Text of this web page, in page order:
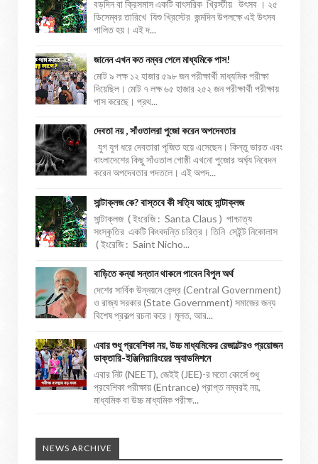
বড়দিন বা ক্রিসমাস একটি বাৎসরিক খ্রিস্টীয় উৎসব । ২৫
ডিসেম্বর তারিখে যিশু খ্রিস্টের জন্মদিন উপলক্ষে এই উৎসব
পালিত হয়। এই দ...
জানেন এখন কত নম্বর পেলে মাধ্যমিকে পাস!
মোট ৯ লক্ষ ১২ হাজার ৫৯৮ জন পরীক্ষার্থী মাধ্যমিক পরীক্ষা
দিয়েছিল। মোট ৭ লক্ষ ৬৫ হাজার ২৫২ জন পরীক্ষার্থী পরীক্ষায়
পাস করেছে। প্রথ...
দেবতা নয় , সাঁওতালরা পুজো করেন অপদেবতার
যুগ যুগ ধরে দেবতারা পূজিত হয়ে এসেছেন। কিন্তু ভারত এবং
বাংলাদেশের কিছু সাঁওতাল গোষ্ঠী এখনো পুজোর অর্ঘ্য নিবেদন
করেন অপদেবতার পদতলে। এই অপদ...
সান্টাক্লজ কে? বাস্তবে কী সত্যি আছে সান্টাক্লজ
সান্টাক্লজ ( ইংরেজি : Santa Claus ) পাশ্চাত্য
সংস্কৃতির একটি কিংবদন্তি চরিত্র। তিনি সেইন্ট নিকোলাস
( ইংরেজি : Saint Nicho...
বাড়িতে কন্যা সন্তান থাকলে পাবেন বিপুল অর্থ
দেশের সার্বিক উন্নয়নে কেন্দ্র (Central Government)
ও রাজ্য সরকার (State Government) সমাজের জন্য
বিশেষ প্রকল্প রচনা করে। মূলত, আর...
এবার শুধু প্রবেশিকা নয়, উচ্চ মাধ্যমিকের রেজাল্টেরও প্রয়োজন
ডাক্তারি-ইঞ্জিনিয়ারিংয়ের অ্যাডমিশনে
এবার নিট (NEET), জেইই (JEE)-র মতো কোর্সে শুধু
প্রবেশিকা পরীক্ষায় (Entrance) প্রাপ্ত নম্বরই নয়,
মাধ্যমিক বা উচ্চ মাধ্যমিক পরীক্ষ...
NEWS ARCHIVE